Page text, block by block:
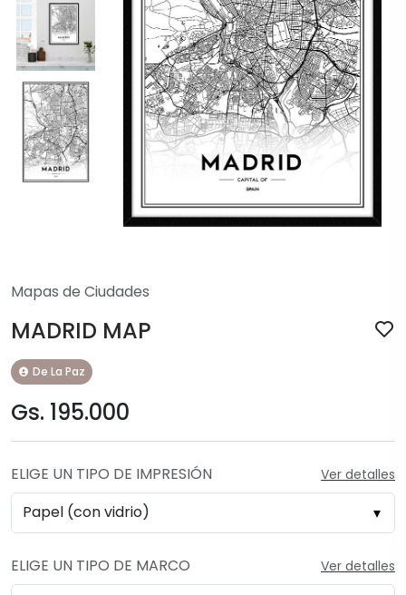
Mapas de Ciudades
MADRID MAP
De La Paz
Gs. 195.000
ELIGE UN TIPO DE IMPRESIÓN Ver detalles
ELIGE UN TIPO DE MARCO Ver detalles